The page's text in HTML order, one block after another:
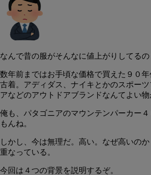
なんで昔の服がそんなに値上がりしてるの
数年前まではお手頃な価格で買えた９０
古着。アディダス、ナイキとかのスポー
アなどのアウトドアブランドなんてよい物
俺も、パタゴニアのマウンテンパーカー
もんね。
しかし、今は無理だ。高い。なぜ高いの
重なっている。
今回は４つの背景を説明するぞ。